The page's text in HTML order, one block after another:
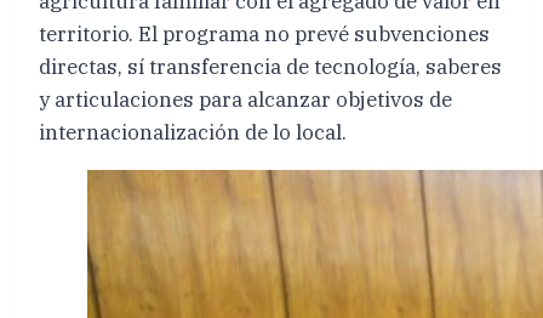
territorio. El programa no prevé subvenciones
directas, sí transferencia de tecnología, saberes
y articulaciones para alcanzar objetivos de
internacionalización de lo local.